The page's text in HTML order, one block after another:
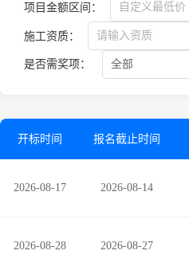
项目金额区间：
施工资质：
是否需奖项：
开标时间 报名截止时间
2026-08-17 2026-08-14
2026-08-28 2026-08-27